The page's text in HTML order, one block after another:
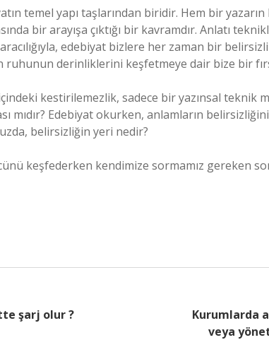
temel yapı taşlarından biridir. Hem bir
bir arayışa çıktığı bir kavramdır. Anlatı
edebiyat bizlere her zaman bir
ruhunun derinliklerini keşfetmeye dair bize bir
kestirilemezlik, sadece bir yazınsal teknik
mıdır? Edebiyat okurken, anlamların
belirsizliğin yeri nedir?
keşfederken kendimize sormamız gereken
şarj olur ?
Kurumlarda
veya